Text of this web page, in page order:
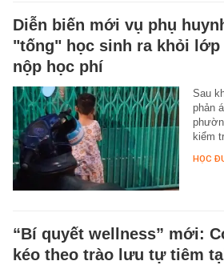
Diễn biến mới vụ phụ
"tống" học sinh ra khỏi lớp
nộp học phí
Sau
phản
kiểm
HỌC
“Bí quyết wellness” mới:
kéo theo trào lưu tự tiêm